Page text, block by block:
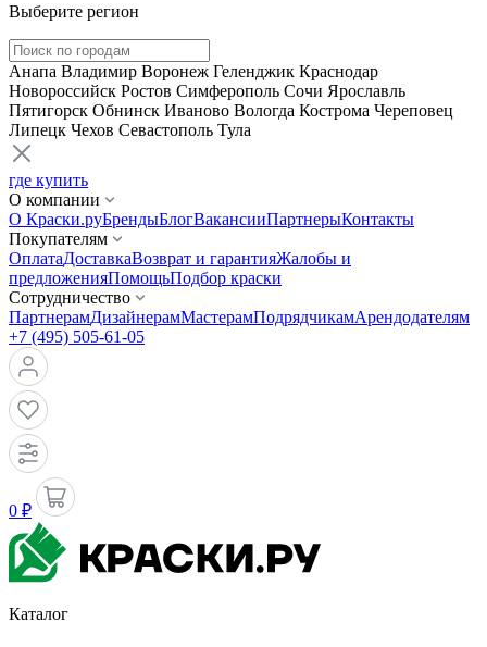
Выберите регион
Анапа Владимир Воронеж Геленджик Краснодар
Новороссийск Ростов Симферополь Сочи Ярославль
Пятигорск Обнинск Иваново Вологда Кострома Череповец
Липецк Чехов Севастополь Тула
где купить
О компании
О Краски.руБрендыБлогВакансииПартнерыКонтакты
Покупателям
ОплатаДоставкаВозврат и гарантияЖалобы и
предложенияПомощьПодбор краски
Сотрудничество
ПартнерамДизайнерамМастерамПодрядчикамАрендодателям
+7 (495) 505-61-05
0 ₽
Каталог